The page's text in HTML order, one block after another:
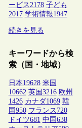
ービス 2178 子ども
2017 学術情報1947
続きを見る
キーワードから検
索（国・地域）
日本19628 米国
10662 英国 3216 欧州
1426 カナダ1069 韓
国 950 フランス 720
ドイツ681 中国 638